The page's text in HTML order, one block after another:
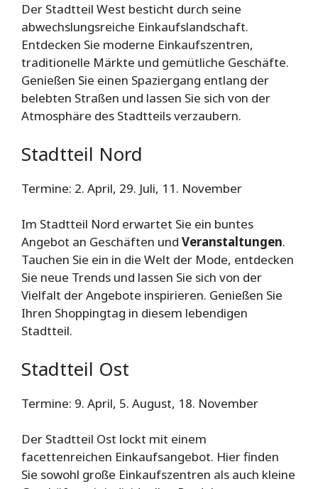
Der Stadtteil West besticht durch seine
abwechslungsreiche Einkaufslandschaft.
Entdecken Sie moderne Einkaufszentren,
traditionelle Märkte und gemütliche Geschäfte.
Genießen Sie einen Spaziergang entlang der
belebten Straßen und lassen Sie sich von der
Atmosphäre des Stadtteils verzaubern.
Stadtteil Nord
Termine: 2. April, 29. Juli, 11. November
Im Stadtteil Nord erwartet Sie ein buntes
Angebot an Geschäften und Veranstaltungen.
Tauchen Sie ein in die Welt der Mode, entdecken
Sie neue Trends und lassen Sie sich von der
Vielfalt der Angebote inspirieren. Genießen Sie
Ihren Shoppingtag in diesem lebendigen
Stadtteil.
Stadtteil Ost
Termine: 9. April, 5. August, 18. November
Der Stadtteil Ost lockt mit einem
facettenreichen Einkaufsangebot. Hier finden
Sie sowohl große Einkaufszentren als auch kleine